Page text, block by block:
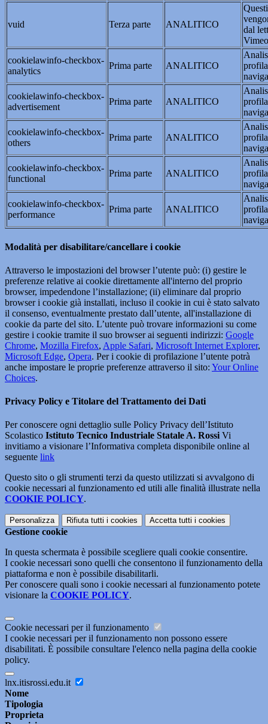
vuid Terza parte ANALITICO
dal
cookielawinfo-checkbox-
analytics
Prima parte ANALITICO
cookielawinfo-checkbox-
advertisement
Prima parte ANALITICO
cookielawinfo-checkbox-
others
Prima parte ANALITICO
cookielawinfo-checkbox-
functional
Prima parte ANALITICO
cookielawinfo-checkbox-
performance
Prima parte ANALITICO
Modalità per disabilitare/cancellare i cookie
Attraverso le impostazioni del browser l’utente può: (i) gestire le
preferenze relative ai cookie direttamente all'interno del proprio
browser, impedendone l’installazione; (ii) eliminare dal proprio
browser i cookie già installati, incluso il cookie in cui è stato salvato
il consenso, eventualmente prestato dall’utente, all'installazione di
cookie da parte del sito. L’utente può trovare informazioni su come
gestire i cookie tramite il suo browser ai seguenti indirizzi: Google
Chrome, Mozilla Firefox, Apple Safari, Microsoft Internet Explorer,
Microsoft Edge, Opera. Per i cookie di profilazione l’utente potrà
anche impostare le proprie preferenze attraverso il sito: Your Online
Choices.
Privacy Policy e Titolare del Trattamento dei Dati
Per conoscere ogni dettaglio sulle Policy Privacy dell’Istituto
Scolastico Istituto Tecnico Industriale Statale A. RossiVi
invitiamo a visionare l’Informativa completa disponibile online al
seguente link
Questo sito o gli strumenti terzi da questo utilizzati si avvalgono di
cookie necessari al funzionamento ed utili alle finalità illustrate nella
COOKIE POLICY.
Personalizza Rifiuta tutti i cookies Accetta tutti i cookies
Gestione cookie
In questa schermata è possibile scegliere quali cookie consentire.
I cookie necessari sono quelli che consentono il funzionamento della
piattaforma e non è possibile disabilitarli.
Per conoscere quali sono i cookie necessari al funzionamento potete
visionare la COOKIE POLICY.
Cookie necessari per il funzionamento
I cookie necessari per il funzionamento non possono essere
disabilitati. È possibile consultare l'elenco nella pagina della cookie
policy.
lnx.itisrossi.edu.it
Nome
Tipologia
Proprieta